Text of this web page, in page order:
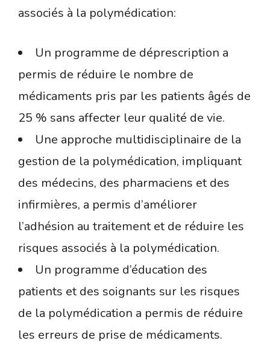
associés à la polymédication:
Un programme de déprescription a
permis de réduire le nombre de
médicaments pris par les patients âgés de
25 % sans affecter leur qualité de vie.
Une approche multidisciplinaire de la
gestion de la polymédication, impliquant
des médecins, des pharmaciens et des
infirmières, a permis d’améliorer
l’adhésion au traitement et de réduire les
risques associés à la polymédication.
Un programme d’éducation des
patients et des soignants sur les risques
de la polymédication a permis de réduire
les erreurs de prise de médicaments.